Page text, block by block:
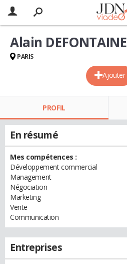
Ajouter
Alain DEFONTAINE
PARIS
PROFIL
En résumé
Mes compétences :
Développement commercial
Management
Négociation
Marketing
Vente
Communication
Entreprises